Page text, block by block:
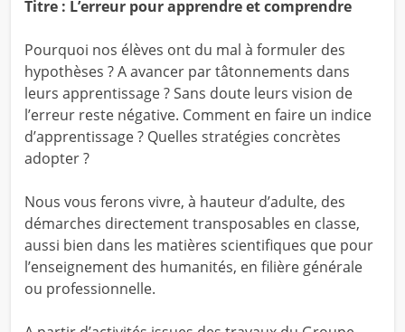
Titre : L’erreur pour apprendre et comprendre
Pourquoi nos élèves ont du mal à formuler des
hypothèses ? A avancer par tâtonnements dans
leurs apprentissage ? Sans doute leurs vision de
l’erreur reste négative. Comment en faire un indice
d’apprentissage ? Quelles stratégies concrètes
adopter ?
Nous vous ferons vivre, à hauteur d’adulte, des
démarches directement transposables en classe,
aussi bien dans les matières scientifiques que pour
l’enseignement des humanités, en filière générale
ou professionnelle.